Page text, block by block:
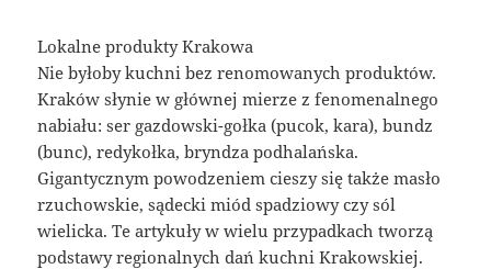
Lokalne produkty Krakowa
Nie byłoby kuchni bez renomowanych produktów.
Kraków słynie w głównej mierze z fenomenalnego
nabiału: ser gazdowski-gołka (pucok, kara), bundz
(bunc), redykołka, bryndza podhalańska.
Gigantycznym powodzeniem cieszy się także masło
rzuchowskie, sądecki miód spadziowy czy sól
wielicka. Te artykuły w wielu przypadkach tworzą
podstawy regionalnych dań kuchni Krakowskiej.